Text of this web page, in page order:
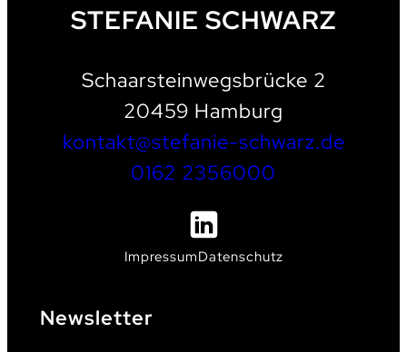
STEFANIE SCHWARZ
Schaarsteinwegsbrücke 2
20459 Hamburg
kontakt@stefanie-schwarz.de
0162 2356000
ImpressumDatenschutz
Newsletter